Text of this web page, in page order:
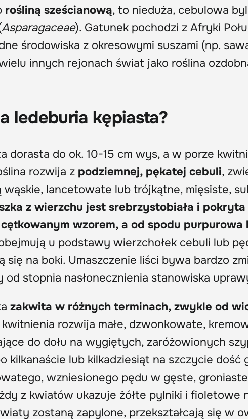
rośliną sześcianową, to nieduża, cebulowa
Asparagaceae). Gatunek pochodzi z Afryki
środowiska z okresowymi suszami (np.
innych rejonach świat jako roślina
ledeburia kępiasta?
dorasta do ok. 10-15 cm wys, a w porze
rozwija z podziemnej, pękatej cebuli,
wąskie, lancetowate lub trójkątne, mięsiste,
z wierzchu jest srebrzystobiała i pokryta
wzorem, a od spodu purpurowa
u podstawy wierzchołek cebuli lub
się na boki. Umaszczenie liści bywa bardzo
od stopnia nasłonecznienia stanowiska
zakwita w różnych terminach, zwykle od
kwitnienia rozwija małe, dzwonkowate,
do dołu na wygiętych, zaróżowionych
kilkanaście lub kilkadziesiąt na szczycie dość
wzniesionego pędu w gęste,
z kwiatów ukazuje żółte pylniki i fioletowe
zostaną zapylone, przekształcają się w